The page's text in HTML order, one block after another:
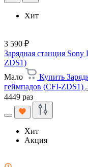
Хит
3 590 ₽
Зарядная станция
ZDS1)
Мало
Купить
геймпадов (CFI-ZDS1)
4449 раз
Хит
Акция